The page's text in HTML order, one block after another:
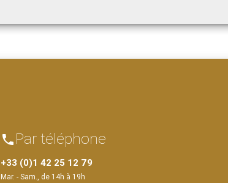
phone Par téléphone
+33 (0)1 42 25 12 79
Mar. - Sam., de 14h à 19h